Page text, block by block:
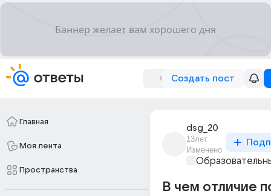
Создать пост
Главная
Моя лента
Пространства
dsg_20
13лет
Изменено
В чем отличие